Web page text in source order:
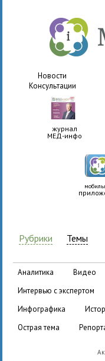
Новости
Консультации
журнал
МЕД-инфо
Рубрики Темы
аналитика видео
интервью с экспертом
инфографика
острая тема